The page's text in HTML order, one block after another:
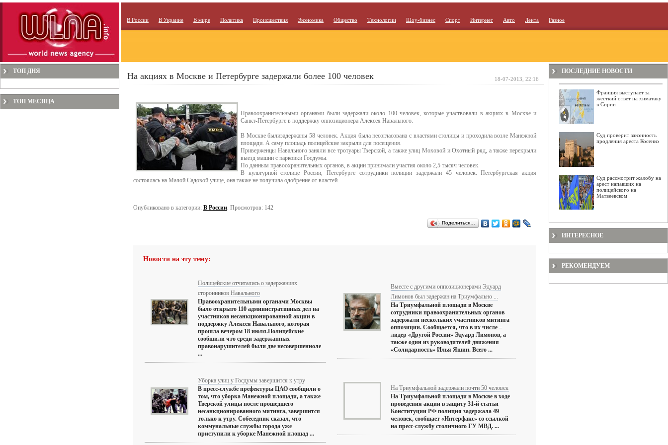
В России В Украине В мире Политика Происшествия Экономика Общество Технологии Шоу-бизнес Спорт Интернет Авто Лента Разное
ТОП ДНЯ
ТОП МЕСЯЦА
На акциях в Москве и Петербурге задержали более 100 человек
Правоохранительными органами были задержали около 100 человек, которые участвовали в акциях в Москве и
Санкт-Петербурге в поддержку оппозиционера Алексея Навального.
В Москве былизадержаны 58 человек. Акция была несогласована с властями столицы и проходила возле Манежной
площади. А саму площадь полицейские закрыли для посещения.
Приверженцы Навального заняли все тротуары Тверской, а также улиц Моховой и Охотный ряд, а также перекрыли
выезд машин с парковки Госдумы.
По данным правоохранительных органов, в акции принимали участия около 2,5 тысяч человек.
В культурной столице России, Петербурге сотрудники полиции задержали 45 человек. Петербургская акция
состоялась на Малой Садовой улице, она также не получила одобрение от властей.
Опубликовано в категории: В России. Просмотров: 142
Поделиться…
Новости на эту тему:
Полицейские отчитались о задержаниях
сторонников Навального
Правоохранительными органами Москвы
было открыто 110 административных дел на
участников несанкционированной акции в
поддержку Алексея Навального, которая
прошла вечером 18 июля.Полицейские
сообщили что среди задержанных
правонарушителей были две несовершенноле
...
Вместе с другими оппозиционерами Эдуард
Лимонов был задержан на Триумфально ...
На Триумфальной площади в Москве
сотрудники правоохранительных органов
задержали нескольких участников митинга
оппозиции. Сообщается, что в их числе –
лидер «Другой России» Эдуард Лимонов, а
также один из руководителей движения
«Солидарность» Илья Яшин. Всего ...
Уборка улиц у Госдумы завершится к утру
В пресс-службе префектуры ЦАО сообщили о
том, что уборка Манежной площади, а также
Тверской улицы после прошедшего
несанкционированного митинга, завершится
только к утру. Собеседник сказал, что
коммунальные службы города уже
приступили к уборке Манежной площад ...
На Триумфальной задержали почти 50 человек
На Триумфальной площади в Москве в ходе
проведения акции в защиту 31-й статьи
Конституции РФ полиция задержала 49
человек, сообщает «Интерфакс» со ссылкой
на пресс-службу столичного ГУ МВД. ...
18-07-2013, 22:16
ПОСЛЕДНИЕ НОВОСТИ
Франция выступает за
жесткий ответ на химатаку
в Сирии
Суд проверит законность
продления ареста Косенко
Суд рассмотрит жалобу на
арест напавших на
полицейского на
Матвеевском
ИНТЕРЕСНОЕ
РЕКОМЕНДУЕМ